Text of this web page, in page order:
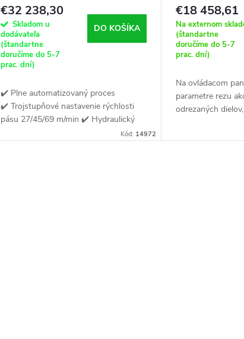
€32 238,30
Skladom u
dodávateľa
(štandartne
doručíme do 5-7
prac. dní)
DO KOŠÍKA
✔️ Plne automatizovaný proces
✔️ Trojstupňové nastavenie rýchlosti
pásu 27/45/69 m/min ✔️ Hydraulický
Kód: 14972
€18 458,61
Na externom
(štandartne
doručíme do 5-7
prac. dní)
Na ovládacom
parametre rezu
odrezaných